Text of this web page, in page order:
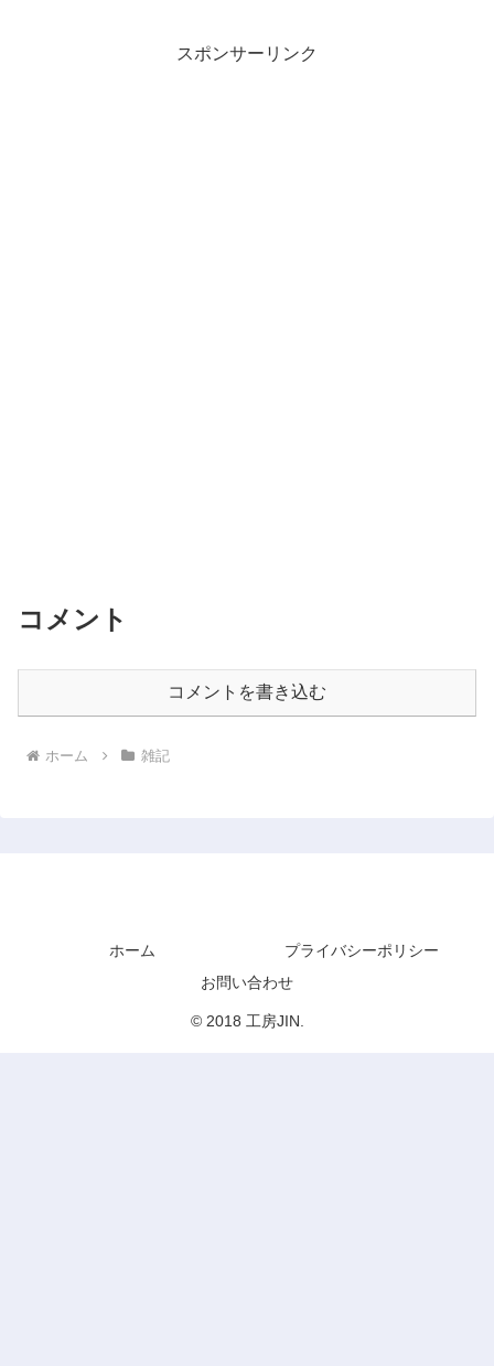
スポンサーリンク
コメント
コメントを書き込む
ホーム 雑記
ホーム
プライバシーポリシー
お問い合わせ
© 2018 工房JIN.